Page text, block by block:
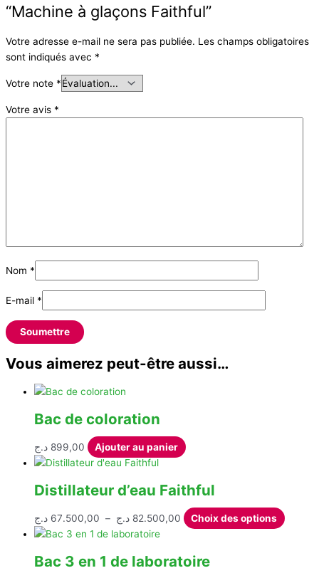
“Machine à glaçons Faithful”
Votre adresse e-mail ne sera pas publiée. Les champs obligatoires
sont indiqués avec *
Votre note *
Votre avis *
Nom *
E-mail *
Vous aimerez peut-être aussi…
Bac de coloration
899,00 د.ج Ajouter au panier
Distillateur d’eau Faithful
67.500,00 د.ج – 82.500,00 د.ج
Plage
67.500,00 د.ج
Choix des options Ce
Bac 3 en 1 de laboratoire